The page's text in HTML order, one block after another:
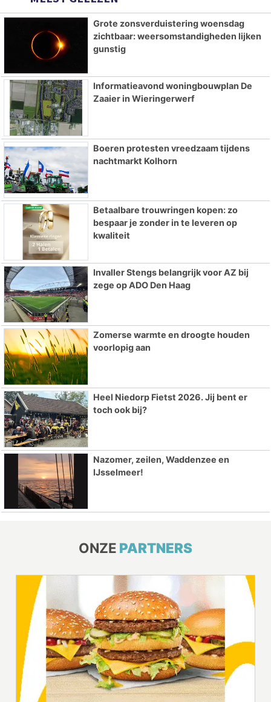
Grote zonsverduistering woensdag
zichtbaar: weersomstandigheden lijken
gunstig
Informatieavond woningbouwplan De
Zaaier in Wieringerwerf
Boeren protesten vreedzaam tijdens
nachtmarkt Kolhorn
Betaalbare trouwringen kopen: zo
bespaar je zonder in te leveren op
kwaliteit
Invaller Stengs belangrijk voor AZ bij
zege op ADO Den Haag
Zomerse warmte en droogte houden
voorlopig aan
Heel Niedorp Fietst 2026. Jij bent er
toch ook bij?
Nazomer, zeilen, Waddenzee en
IJsselmeer!
ONZE PARTNERS